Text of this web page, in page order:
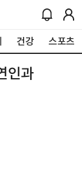
건강 스포츠
인과